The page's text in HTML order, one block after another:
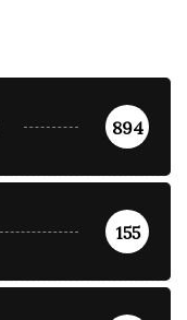
894
155